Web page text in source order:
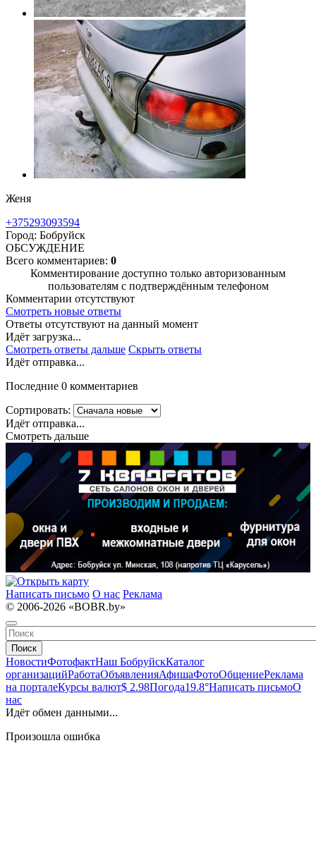
Женя
+375293093594
Город: Бобруйск
ОБСУЖДЕНИЕ
Всего комментариев: 0
Комментирование доступно только авторизованным
пользователям с подтверждённым телефоном
Комментарии отсутствуют
Смотреть новые ответы
Ответы отсутствуют на данный момент
Идёт загрузка...
Смотреть ответы дальше Скрыть ответы
Идёт отправка...
Последние 0 комментариев
Сортировать:
Идёт отправка...
Смотреть дальше
Написать письмо О нас Реклама
© 2006-2026 «BOBR.by»
Поиск
НовостиФотофактНаш БобруйскКаталог
организацийРаботаОбъявленияАфишаФотоОбщениеРеклама
на порталеКурсы валют$ 2.98Погода19.8°Написать письмоО
нас
Идёт обмен данными...
Произошла ошибка